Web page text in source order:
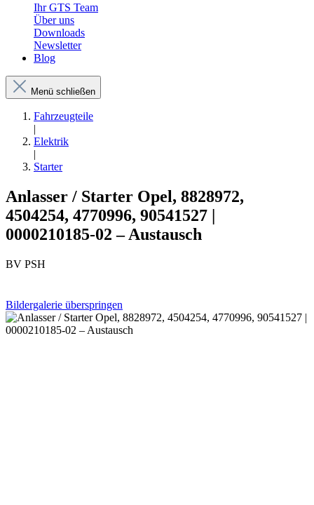
Ihr GTS Team
Über uns
Downloads
Newsletter
Blog
Menü schließen
Fahrzeugteile
|
Elektrik
|
Starter
Anlasser / Starter Opel, 8828972,
4504254, 4770996, 90541527 |
0000210185-02 – Austausch
BV PSH
Bildergalerie überspringen